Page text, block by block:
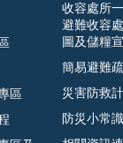
區
收容處所一
避難收容
圖及儲糧
簡易避難
災害防救
防災小常識